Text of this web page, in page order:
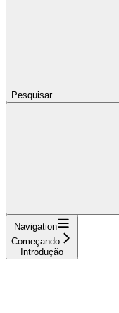
Pesquisar...
Navigation
Começando
Introdução